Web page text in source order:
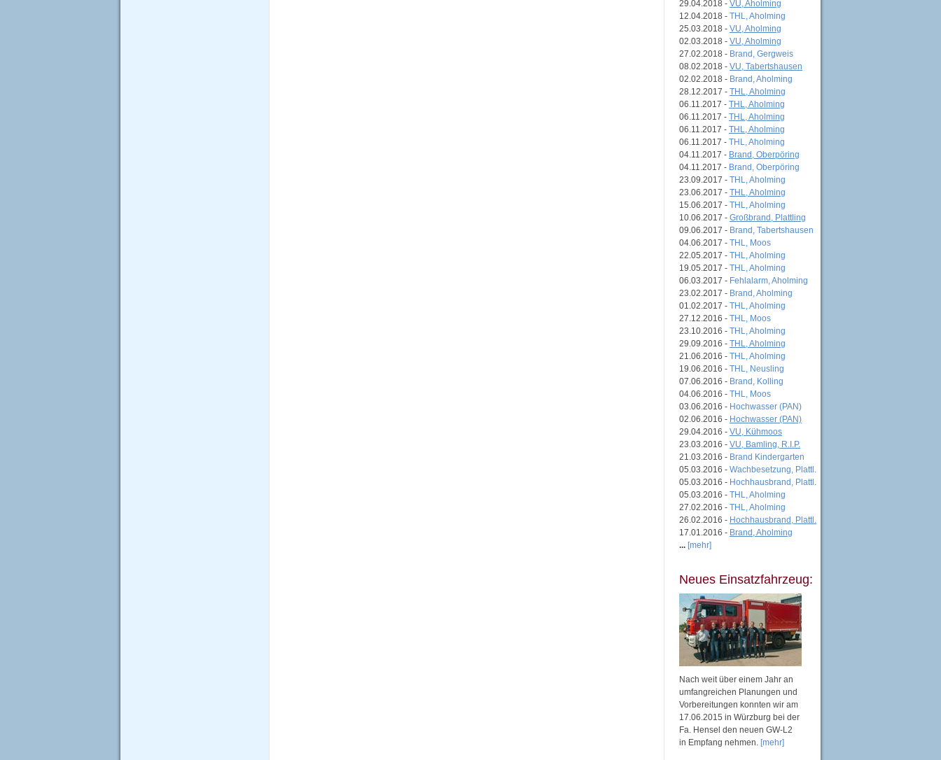
29.04.2018 - VU, Aholming
12.04.2018 - THL, Aholming
25.03.2018 - VU, Aholming
02.03.2018 - VU, Aholming
27.02.2018 - Brand, Gergweis
08.02.2018 - VU, Tabertshausen
02.02.2018 - Brand, Aholming
28.12.2017 - THL, Aholming
06.11.2017 - THL, Aholming
06.11.2017 - THL, Aholming
06.11.2017 - THL, Aholming
06.11.2017 - THL, Aholming
04.11.2017 - Brand, Oberpöring
04.11.2017 - Brand, Oberpöring
23.09.2017 - THL, Aholming
23.06.2017 - THL, Aholming
15.06.2017 - THL, Aholming
10.06.2017 - Großbrand, Plattling
09.06.2017 - Brand, Tabertshausen
04.06.2017 - THL, Moos
22.05.2017 - THL, Aholming
19.05.2017 - THL, Aholming
06.03.2017 - Fehlalarm, Aholming
23.02.2017 - Brand, Aholming
01.02.2017 - THL, Aholming
27.12.2016 - THL, Moos
23.10.2016 - THL, Aholming
29.09.2016 - THL, Aholming
21.06.2016 - THL, Aholming
19.06.2016 - THL, Neusling
07.06.2016 - Brand, Kolling
04.06.2016 - THL, Moos
03.06.2016 - Hochwasser (PAN)
02.06.2016 - Hochwasser (PAN)
29.04.2016 - VU, Kühmoos
23.03.2016 - VU, Bamling, R.I.P.
21.03.2016 - Brand Kindergarten
05.03.2016 - Wachbesetzung, Plattl.
05.03.2016 - Hochhausbrand, Plattl.
05.03.2016 - THL, Aholming
27.02.2016 - THL, Aholming
26.02.2016 - Hochhausbrand, Plattl.
17.01.2016 - Brand, Aholming
... [mehr]
Neues Einsatzfahrzeug:
Nach weit über einem Jahr an
umfangreichen Planungen und
Vorbereitungen konnten wir am
17.06.2015 in Würzburg bei der
Fa. Hensel den neuen GW-L2
in Empfang nehmen. [mehr]